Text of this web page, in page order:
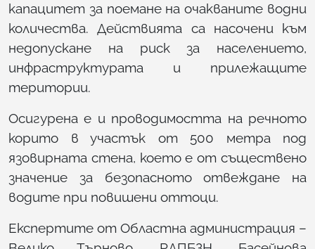
капацитет за поемане на очакваните водни
количества. Действията са насочени към
недопускане на риск за населението,
инфраструктурата и прилежащите
територии.
Осигурена е и проводимостта на речното
корито в участък от 500 метра под
язовирната стена, което е от съществено
значение за безопасното отвеждане на
водите при повишени оттоци.
Експертите от Областна администрация –